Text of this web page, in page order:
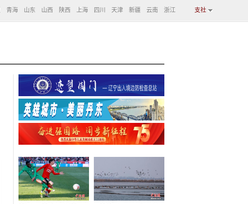
青海 山东 山西 陕西 上海 四川 天津 新疆 云南 浙江 支社